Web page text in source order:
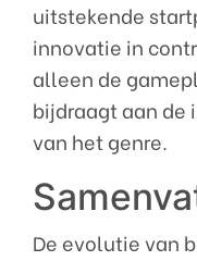
uitstekende
innovatie in
alleen de
bijdraagt aan
van het genre.
De evolutie van